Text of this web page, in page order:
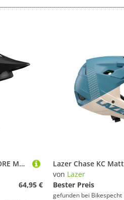
LAZER COYOTE KINETICORE MTB Helm
64,95 €
von Lazer
Bester Preis
gefunden bei Bikespecht